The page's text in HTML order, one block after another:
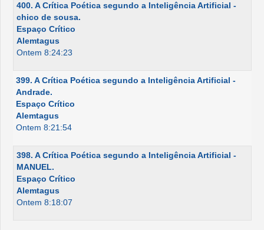
400. A Crítica Poética segundo a Inteligência Artificial -
chico de sousa.
Espaço Crítico
Alemtagus
Ontem 8:24:23
399. A Crítica Poética segundo a Inteligência Artificial -
Andrade.
Espaço Crítico
Alemtagus
Ontem 8:21:54
398. A Crítica Poética segundo a Inteligência Artificial -
MANUEL.
Espaço Crítico
Alemtagus
Ontem 8:18:07